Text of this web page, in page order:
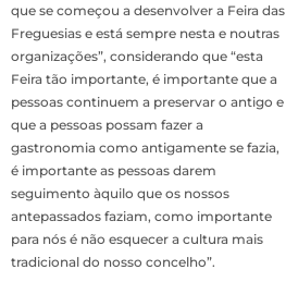
que se começou a desenvolver a Feira das
Freguesias e está sempre nesta e noutras
organizações”, considerando que “esta
Feira tão importante, é importante que a
pessoas continuem a preservar o antigo e
que a pessoas possam fazer a
gastronomia como antigamente se fazia,
é importante as pessoas darem
seguimento àquilo que os nossos
antepassados faziam, como importante
para nós é não esquecer a cultura mais
tradicional do nosso concelho”.